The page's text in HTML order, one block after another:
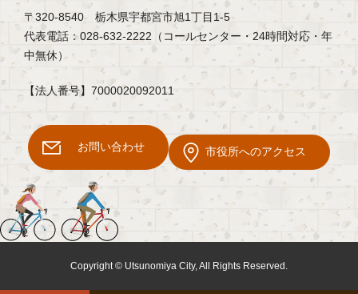
〒320-8540 栃木県宇都宮市旭1丁目1-5
代表電話：028-632-2222（コールセンター・24時間対応・年
中無休）
【法人番号】7000020092011
お問い合わせ 市役所へのアクセス
Copyright © Utsunomiya City, All Rights Reserved.